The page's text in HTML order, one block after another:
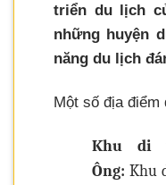
triển du lịch
những huyện
năng du lịch
Một số địa điểm
Khu di
Ông: Khu